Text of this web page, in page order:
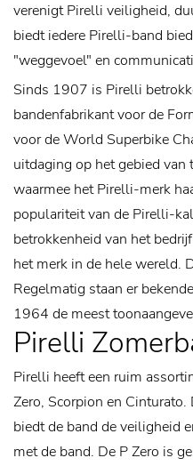
verenigt Pirelli veiligheid,
biedt iedere Pirelli-band
"weggevoel" en
Sinds 1907 is Pirelli
bandenfabrikant voor de
voor de World Superbike
uitdaging op het gebied
waarmee het Pirelli-merk
populariteit van de Pirelli-
betrokkenheid van het
het merk in de hele wereld.
Regelmatig staan er
1964 de meest
Pirelli
Pirelli heeft een ruim
Zero, Scorpion en
biedt de band de veiligheid
met de band. De P Zero is